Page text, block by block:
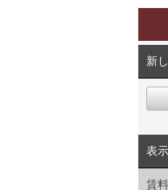
新
地
表
賃料